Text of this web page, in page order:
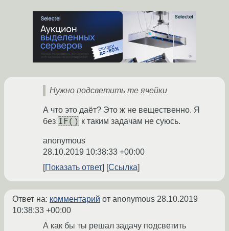
Нужно подсветить те ячейки
А что это даёт? Это ж не вещественно. Я
без IF() к таким задачам не суюсь.
anonymous
28.10.2019 10:38:33 +00:00
Показать ответ
Ссылка
Ответ на: комментарий от anonymous 28.10.2019
10:38:33 +00:00
А как бы ты решал задачу подсветить